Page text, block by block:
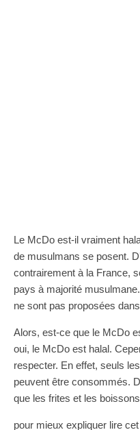
Le McDo est-il vraiment
de musulmans se posent.
contrairement à la France,
pays à majorité
ne sont pas proposées
Alors, est-ce que le McDo
oui, le McDo est halal.
respecter. En effet, seuls
peuvent être consommés.
que les frites et les
pour mieux expliquer lire